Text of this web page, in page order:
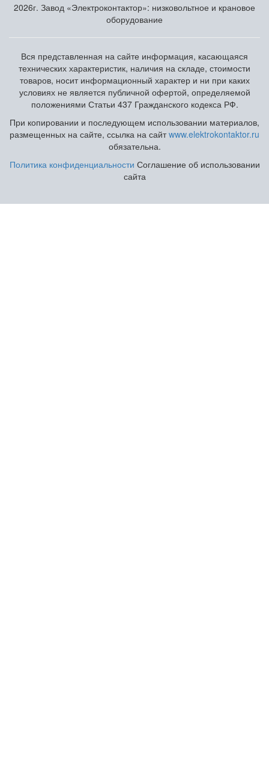
2026г. Завод «Электроконтактор»: низковольтное и крановое
оборудование
Вся представленная на сайте информация, касающаяся
технических характеристик, наличия на складе, стоимости
товаров, носит информационный характер и ни при каких
условиях не является публичной офертой, определяемой
положениями Статьи 437 Гражданского кодекса РФ.
При копировании и последующем использовании материалов,
размещенных на сайте, ссылка на сайтwww.elektrokontaktor.ru
обязательна.
Политика конфиденциальности Соглашение об использовании
сайта